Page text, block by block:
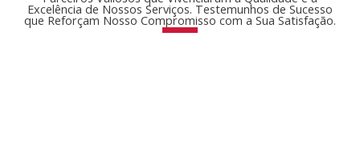
Excelência de Nossos Serviços. Testemunhos de Sucesso
que Reforçam Nosso Compromisso com a Sua Satisfação.